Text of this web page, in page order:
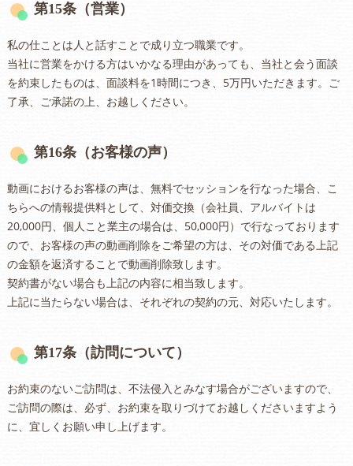
第15条（営業）
私の仕ことは人と話すことで成り立つ職業です。
当社に営業をかける方はいかなる理由があっても、当社と会う面談
を約束したものは、面談料を1時間につき、5万円いただきます。ご
了承、ご承諾の上、お越しください。
第16条（お客様の声）
動画におけるお客様の声は、無料でセッションを行なった場合、こ
ちらへの情報提供料として、対価交換（会社員、アルバイトは
20,000円、個人こと業主の場合は、50,000円）で行なっております
ので、お客様の声の動画削除をご希望の方は、その対価である上記
の金額を返済することで動画削除致します。
契約書がない場合も上記の内容に相当致します。
上記に当たらない場合は、それぞれの契約の元、対応いたします。
第17条（訪問について）
お約束のないご訪問は、不法侵入とみなす場合がございますので、
ご訪問の際は、必ず、お約束を取りづけてお越しくださいますよう
に、宜しくお願い申し上げます。